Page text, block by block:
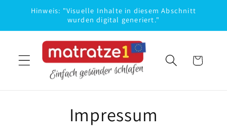
zumHinweis: "Visuelle Inhalte in diesem Abschnitt
wurden digital generiert."
Warenkorb
Impressum